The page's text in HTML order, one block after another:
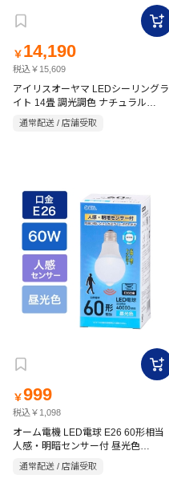
￥ 14,190
税込￥15,609
アイリスオーヤマ LEDシーリングラ
イト 14畳 調光調色 ナチュラル
通常配送 / 店舗受取
￥999
税込￥1,098
オーム電機 LED電球 E26 60形相当
人感・明暗センサー付 昼光色
通常配送 / 店舗受取